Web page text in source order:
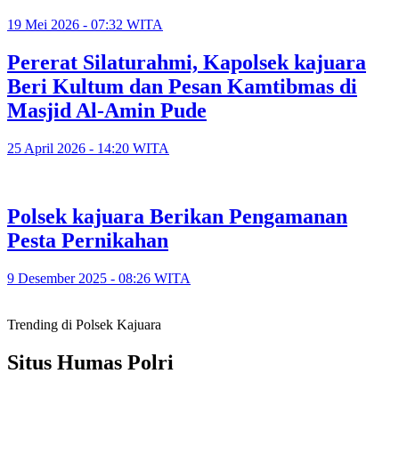
19 Mei 2026 - 07:32 WITA
Pererat Silaturahmi, Kapolsek kajuara
Beri Kultum dan Pesan Kamtibmas di
Masjid Al-Amin Pude
25 April 2026 - 14:20 WITA
Polsek kajuara Berikan Pengamanan
Pesta Pernikahan
9 Desember 2025 - 08:26 WITA
Trending di Polsek Kajuara
Situs Humas Polri